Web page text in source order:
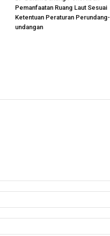
Pemanfaatan Ruang Laut Sesuai
Ketentuan Peraturan Perundang-
undangan